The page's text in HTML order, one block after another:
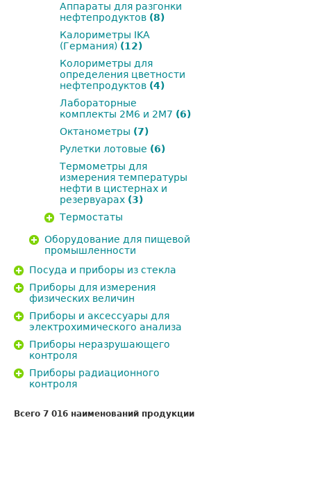
Аппараты для разгонки
нефтепродуктов (8)
Калориметры IKA
(Германия) (12)
Колориметры для
определения цветности
нефтепродуктов (4)
Лабораторные
комплекты 2М6 и 2М7 (6)
Октанометры (7)
Рулетки лотовые (6)
Термометры для
измерения температуры
нефти в цистернах и
резервуарах (3)
Термостаты
Оборудование для пищевой
промышленности
Посуда и приборы из стекла
Приборы для измерения
физических величин
Приборы и аксессуары для
электрохимического анализа
Приборы неразрушающего
контроля
Приборы радиационного
контроля
Всего 7 016 наименований продукции